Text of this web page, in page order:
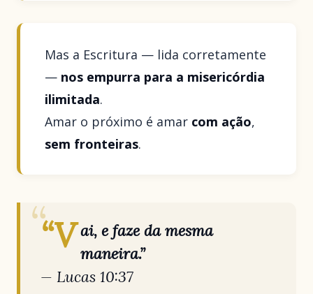
Mas a Escritura — lida corretamente
— nos empurra para a misericórdia
ilimitada.
Amar o próximo é amar com ação,
sem fronteiras.
“V ai, e faze da mesma
maneira.”
— Lucas 10:37